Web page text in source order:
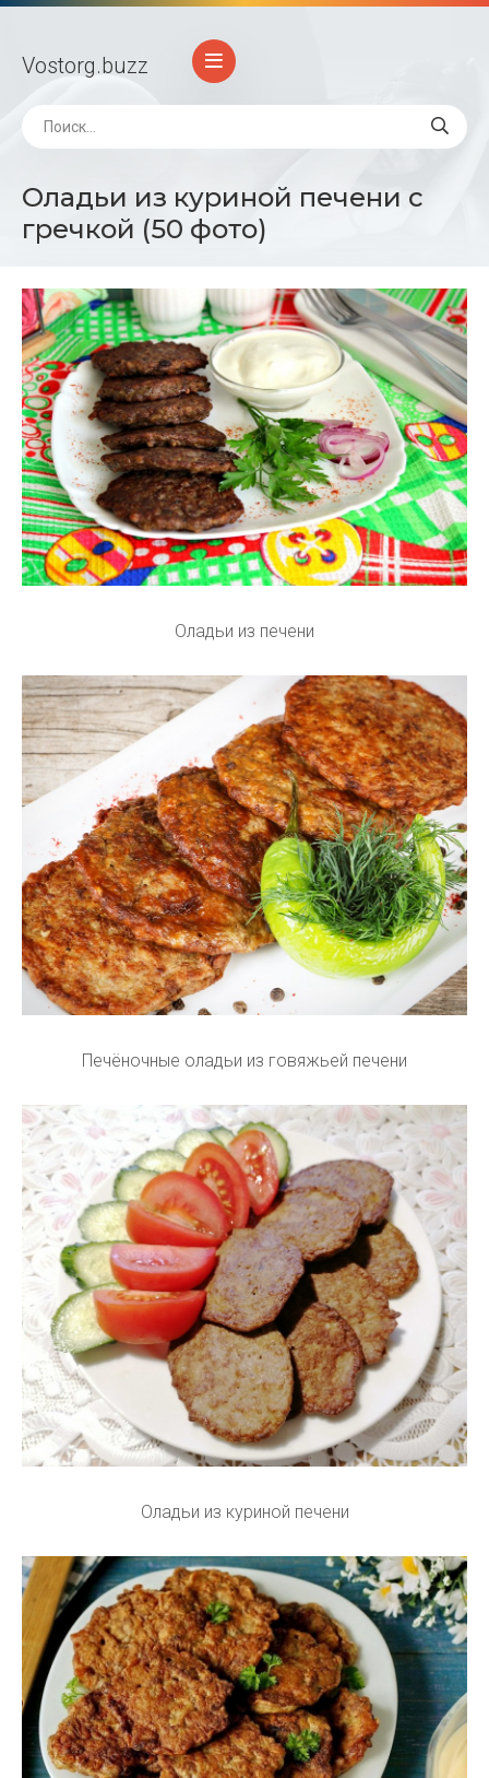
Vostorg.buzz
Оладьи из куриной печени с
гречкой (50 фото)
Оладьи из печени
Печёночные оладьи из говяжьей печени
Оладьи из куриной печени